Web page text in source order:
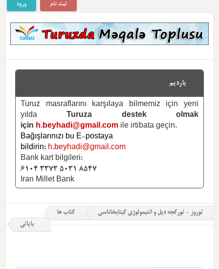
ورود ثبت نام
یاردیم
Turuz masraflarını karşılaya bilmemiz için yeni
yılda
Turuza destek olmak
için h.beyhadi@gmail.com ile irtibata geçin.
Bağışlarınızı bu E-postaya
bildirin: h.beyhadi@gmail.com
Bank kart bilgileri:
6104 3373 5031 8547
Iran Millet Bank
توروز - تورکجه دیل و ائتیمولوژی کیتابخاناسی
کتاب ها
بایاتی